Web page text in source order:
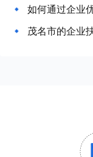
如何通过企业
茂名市的企业